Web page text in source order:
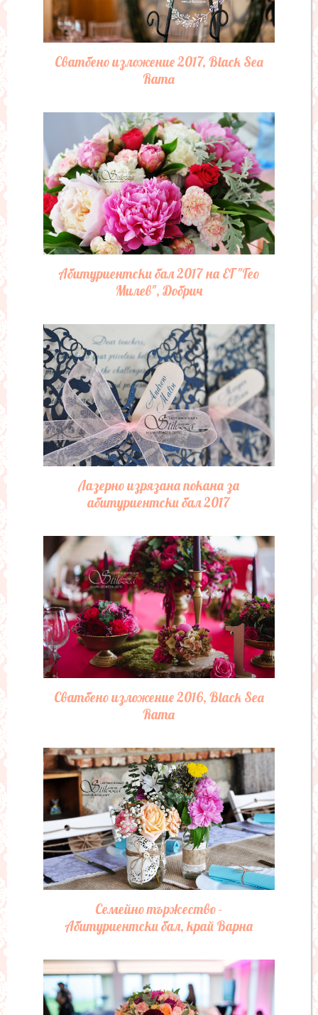
Сватбено изложение 2017, Black Sea
Rama
Абитуриентски бал 2017 на ЕГ "Гео
Милев", Добрич
Лазерно изрязана покана за
абитуриентски бал 2017
Сватбено изложение 2016, Black Sea
Rama
Семейно тържество -
Абитуриентски бал, край Варна